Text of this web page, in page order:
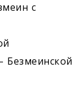
с
Безмеинской